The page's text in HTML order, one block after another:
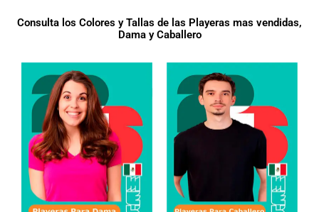
Consulta los Colores y Tallas de las Playeras mas vendidas,
Dama y Caballero